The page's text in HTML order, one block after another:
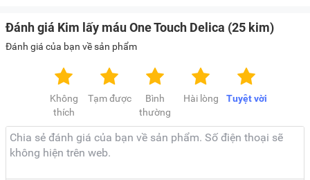
Đánh giá Kim lấy máu One Touch Delica (25 kim)
Đánh giá của bạn về sản phẩm
Tuyệt vời
Hài lòng
Bình
thường
Tạm được
Không
thích